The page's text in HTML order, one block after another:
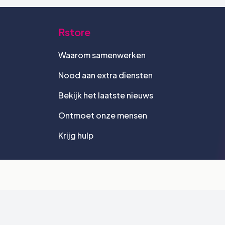
Rstore
Waarom samenwerken
Nood aan extra diensten
Bekijk het laatste nieuws
Ontmoet onze mensen
Krijg hulp